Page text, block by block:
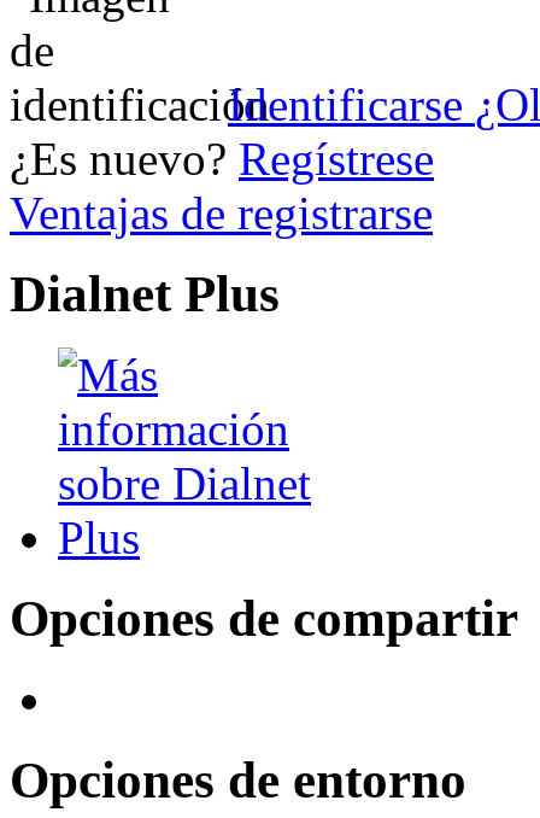
Identificarse
¿Es nuevo? Regístrese
Ventajas de registrarse
Dialnet Plus
Opciones de compartir
Opciones de entorno